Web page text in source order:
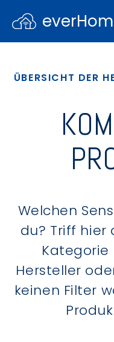
ÜBERSICHT DER
Welchen
du? Triff hier
Hersteller
keinen Filter